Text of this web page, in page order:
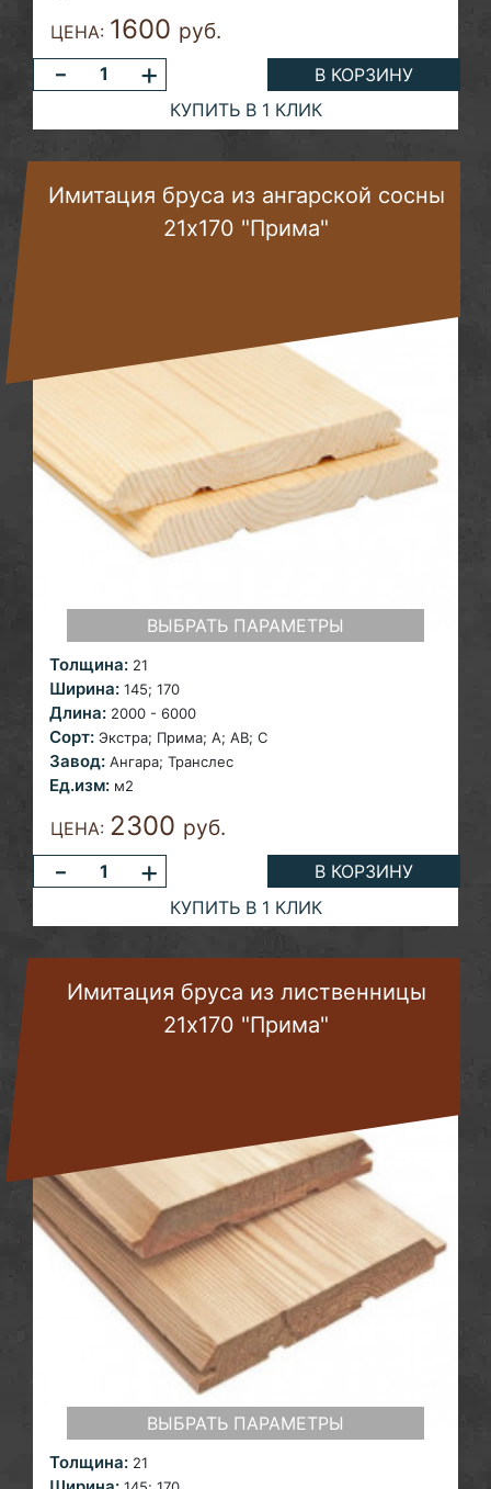
ЦЕНА: 1600 руб.
- +
В КОРЗИНУ
КУПИТЬ В 1 КЛИК
Имитация бруса из ангарской сосны
21х170 "Прима"
ВЫБРАТЬ ПАРАМЕТРЫ
Толщина: 21
Ширина: 145; 170
Длина: 2000 - 6000
Сорт: Экстра; Прима; A; AB; С
Завод: Ангара; Транслес
Ед.изм: м2
ЦЕНА: 2300 руб.
- +
В КОРЗИНУ
КУПИТЬ В 1 КЛИК
Имитация бруса из лиственницы
21х170 "Прима"
ВЫБРАТЬ ПАРАМЕТРЫ
Толщина: 21